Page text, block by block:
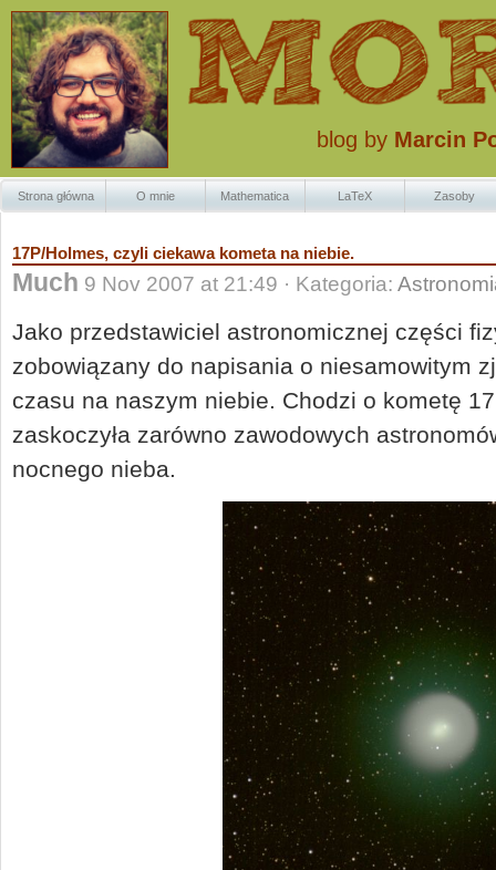
blog by Marcin
Strona główna O mnie Mathematica LaTeX Zasoby
17P/Holmes, czyli ciekawa kometa na niebie.
Much 9 Nov 2007 at 21:49 · Kategoria:
Jako przedstawiciel astronomicznej części
zobowiązany do napisania o niesamowitym
czasu na naszym niebie. Chodzi o kometę
zaskoczyła zarówno zawodowych
nocnego nieba.